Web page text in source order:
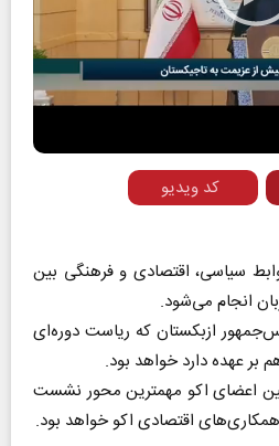
کد ویدیو
سیاسی، اقتصادی و فرهنگی بین
انجام می‌شود.
ازبکستان که ریاست دوره‌ای
بر عهده دارد خواهد بود.
اعضای اکو مهمترین محور نشست
اقتصادی اکو خواهد بود.